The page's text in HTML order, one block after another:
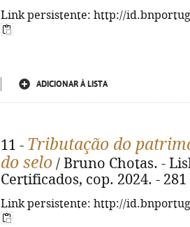
Link persistente: http://
ADICIONAR À LISTA
11 - Tributação do
do selo / Bruno Chotas. -
Certificados, cop. 2024. -
Link persistente: http://